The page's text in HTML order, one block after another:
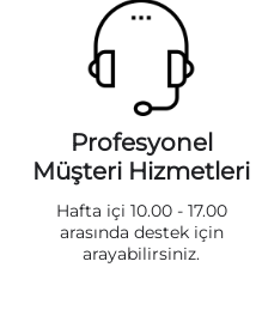
Profesyonel
Müşteri Hizmetleri
Hafta içi 10.00 - 17.00
arasında destek için
arayabilirsiniz.